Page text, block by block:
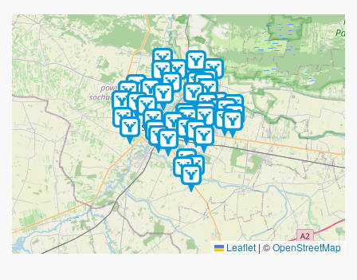
Leaflet | ©OpenStreetMap